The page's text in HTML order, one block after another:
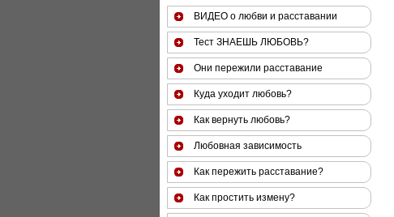
ВИДЕО о любви и расставании
Тест ЗНАЕШЬ ЛЮБОВЬ?
Они пережили расставание
Куда уходит любовь?
Как вернуть любовь?
Любовная зависимость
Как пережить расставание?
Как простить измену?